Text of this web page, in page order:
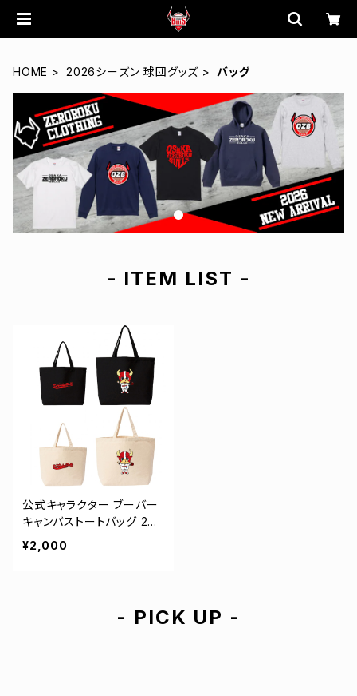
HOME 2026シーズン 球団グッズ バッグ
- ITEM LIST -
公式キャラクター ブーバー
キャンバストートバッグ 2カ
ラー MLサイズ 4-000778
¥2,000
- PICK UP -